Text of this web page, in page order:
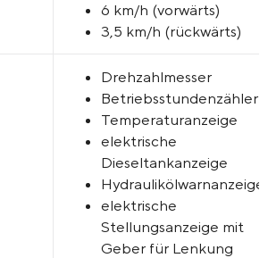
6 km/h (vorwärts)
3,5 km/h (rückwärts)
Drehzahlmesser
Betriebsstundenzähler
Temperaturanzeige
elektrische
Dieseltankanzeige
Hydraulikölwarnanzeige
elektrische
Stellungsanzeige mit
Geber für Lenkung